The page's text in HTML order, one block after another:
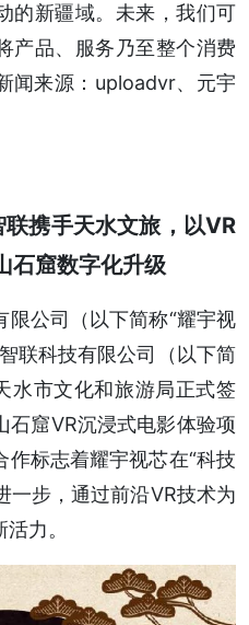
的新疆域。未来，我们可
产品、服务乃至整个消费
闻来源：uploadvr、元宇
携手天水文旅，以VR
石窟数字化升级
公司（以下简称“耀宇视
联科技有限公司（以下简
水市文化和旅游局正式签
石窟VR沉浸式电影体验项
作标志着耀宇视芯在“科技
一步，通过前沿VR技术为
力。